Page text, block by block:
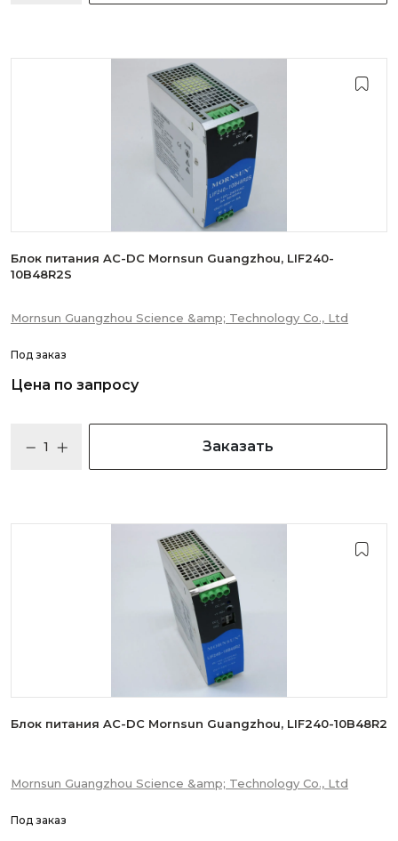
Блок питания AC-DC Mornsun Guangzhou, LIF240-
10B48R2S
Mornsun Guangzhou Science &amp; Technology Co., Ltd
Под заказ
Цена по запросу
Заказать
Блок питания AC-DC Mornsun Guangzhou, LIF240-10B48R2
Mornsun Guangzhou Science &amp; Technology Co., Ltd
Под заказ